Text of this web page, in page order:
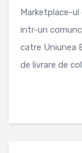
Marketplace-ul
intr-un
catre Uniunea
de livrare de